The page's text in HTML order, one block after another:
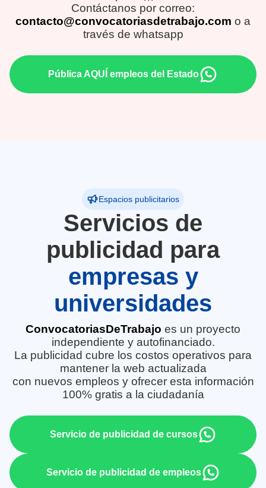
Contáctanos por correo:
contacto@convocatoriasdetrabajo.com o a
través de whatsapp
Pública AQUÍ empleos del Estado
Espacios publicitarios
Servicios de
publicidad para
empresas y
universidades
ConvocatoriasDeTrabajo es un proyecto
independiente y autofinanciado.
La publicidad cubre los costos operativos para
mantener la web actualizada
con nuevos empleos y ofrecer esta información
100% gratis a la ciudadanía
Servicio de publicidad de cursos
Servicio de publicidad de empleos